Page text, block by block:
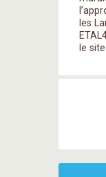
les
le